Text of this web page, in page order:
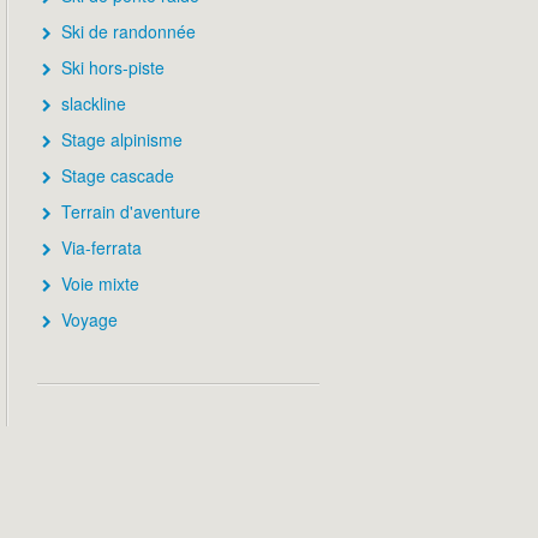
Ski de randonnée
Ski hors-piste
slackline
Stage alpinisme
Stage cascade
Terrain d'aventure
Via-ferrata
Voie mixte
Voyage